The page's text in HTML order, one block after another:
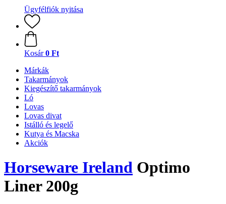
Ügyfélfiók nyitása
Kosár 0 Ft
Márkák
Takarmányok
Kiegészítő takarmányok
Ló
Lovas
Lovas divat
Istálló és legelő
Kutya és Macska
Akciók
Horseware Ireland Optimo
Liner 200g